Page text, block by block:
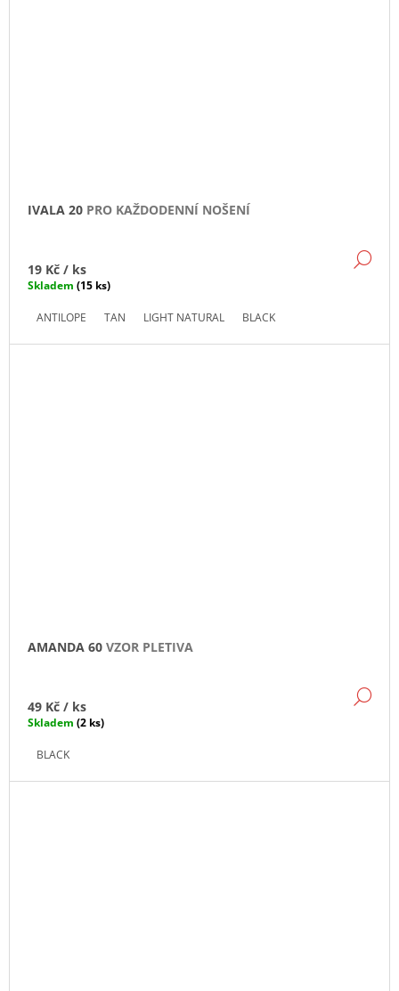
IVALA 20 PRO KAŽDODENNÍ NOŠENÍ
19 Kč / ks
Skladem (15 ks)
ANTILOPE TAN LIGHT NATURAL BLACK
AMANDA 60 VZOR PLETIVA
49 Kč / ks
Skladem (2 ks)
BLACK